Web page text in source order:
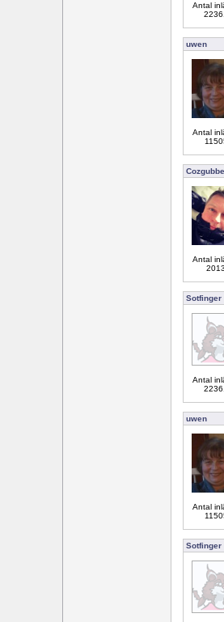
Antal
uwen
Antal
Cozgubbe
Antal
2013
Sotfinger
Antal
uwen
Antal
Sotfinger